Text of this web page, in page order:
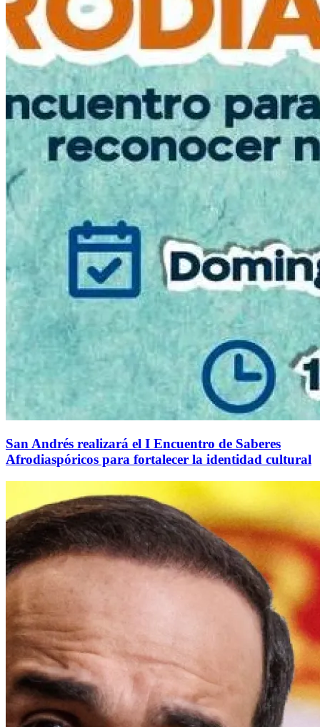
San Andrés realizará el I Encuentro de Saberes
Afrodiaspóricos para fortalecer la identidad cultural